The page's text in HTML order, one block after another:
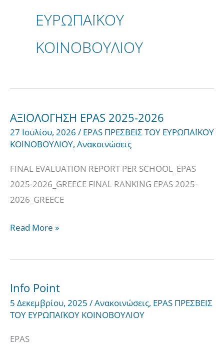
ΕΥΡΩΠΑΪΚΟΥ
ΚΟΙΝΟΒΟΥΛΙΟΥ
ΑΞΙΟΛΟΓΗΣΗ EPAS 2025-2026
27 Ιουλίου, 2026 / EPAS ΠΡΕΣΒΕΙΣ ΤΟΥ ΕΥΡΩΠΑΪΚΟΥ
ΚΟΙΝΟΒΟΥΛΙΟΥ, Ανακοινώσεις
FINAL EVALUATION REPORT PER SCHOOL_EPAS
2025-2026_GREECE FINAL RANKING EPAS 2025-
2026_GREECE
ΑΞΙΟΛΟΓΗΣΗ
EPAS
2025-
2026
Read More »
Info Point
5 Δεκεμβρίου, 2025 /Ανακοινώσεις, EPAS ΠΡΕΣΒΕΙΣ
ΤΟΥ ΕΥΡΩΠΑΪΚΟΥ ΚΟΙΝΟΒΟΥΛΙΟΥ
EPAS
Info
Point